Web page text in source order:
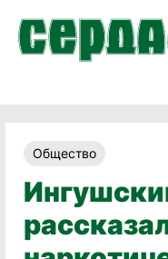
Общество